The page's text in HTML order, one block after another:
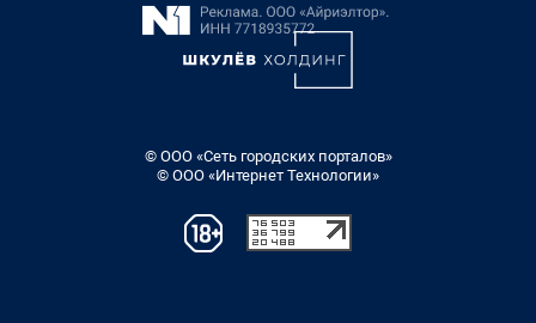
© ООО «Сеть городских порталов»
© ООО «Интернет Технологии»